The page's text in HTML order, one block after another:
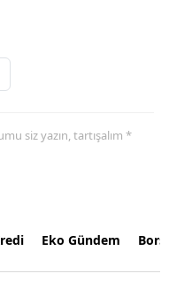
siz yazın, tartışalım *
Eko Gündem